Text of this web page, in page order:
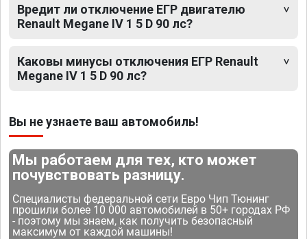
Вредит ли отключение ЕГР двигателю
Renault Megane IV 1 5 D 90 лс?
Каковы минусы отключения ЕГР Renault
Megane IV 1 5 D 90 лс?
Вы не узнаете ваш автомобиль!
Мы работаем для тех, кто может
почувствовать разницу.
Специалисты федеральной сети Евро Чип Тюнинг
прошили более 10 000 автомобилей в 50+ городах РФ
- поэтому мы знаем, как получить безопасный
максимум от каждой машины!